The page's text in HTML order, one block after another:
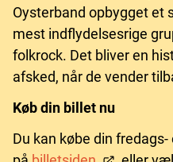
Oysterband opbygget et
mest indflydelsesrige
folkrock. Det bliver en
afsked, når de vender
Køb din billet nu
Du kan købe din